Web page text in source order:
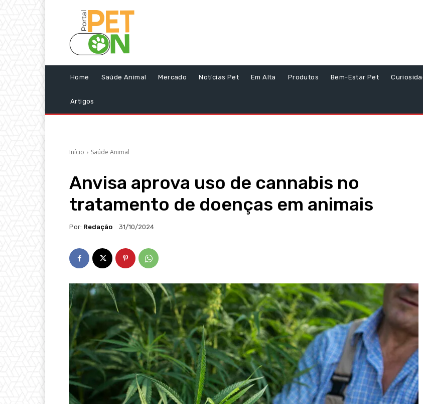
Home Saúde Animal Mercado Notícias Pet Em Alta Produtos Bem-Estar Pet
Artigos
Início Saúde Animal
Anvisa aprova uso de cannabis no
tratamento de doenças em animais
Por: Redação 31/10/2024